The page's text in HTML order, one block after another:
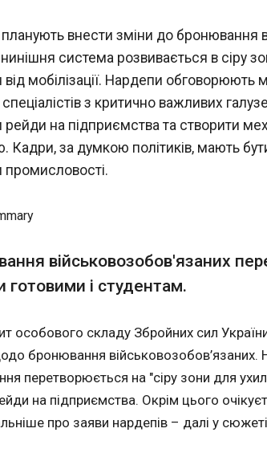
Олівія Родріго вперше заспівала
нового альбому на SNL
17:42:23
Олівія Родріго представила на
сингл з майбутнього альбому You Seem Pretty Sad For a Girl So
In Love . Треку "Begged" ще немає на
майданчиках. Новий трек Олівії
до майбутнього альбому співачки
ЧИТАТЬ
Фіцо прокоментував
зустріч із Зеленським
17:20:46
Прем’єр-міністр
Словаччини Роберт Фіцо
планують внести зміни до бронювання
система розвивається в сіру
від мобілізації. Нардепи обговорюють
спеціалістів з критично важливих
рейди на підприємства та створити
Кадри, за думкою політиків, мають
промисловості.
військовозобов'язаних
готовими і студентам.
особового складу Збройних сил
бронювання військовозобов’язаних.
перетворюється на "сіру зони для
на підприємства. Окрім цього
про заяви нардепів – далі у